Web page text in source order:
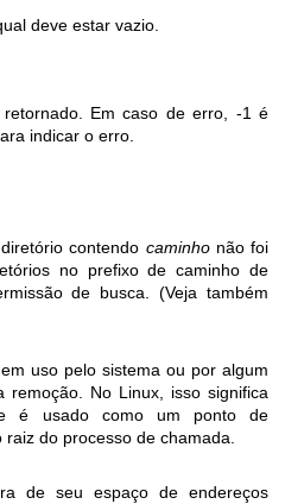
deve estar vazio.
Em caso de erro, -1 é
indicar o erro.
contendo caminhonão foi
no prefixo de caminho de
de busca. (Veja também
uso pelo sistema ou por algum
remoção. No Linux, isso significa
é usado como um ponto de
do processo de chamada.
de seu espaço de endereços